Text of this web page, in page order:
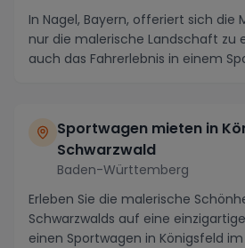
In Nagel, Bayern, offeriert sich die
nur die malerische Landschaft zu
auch das Fahrerlebnis in einem
Sportwagen mieten in
Schwarzwald
Baden-Württemberg
Erleben Sie die malerische
Schwarzwalds auf eine
einen Sportwagen in Königsfeld